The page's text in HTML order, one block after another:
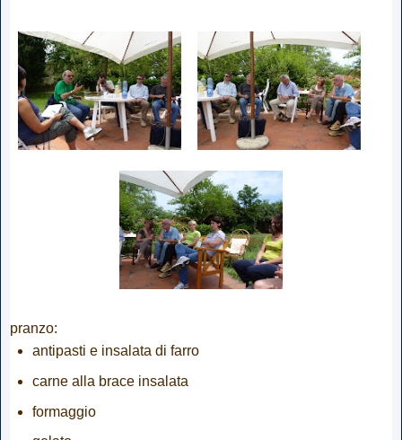
pranzo:
antipasti e insalata di farro
carne alla brace insalata
formaggio